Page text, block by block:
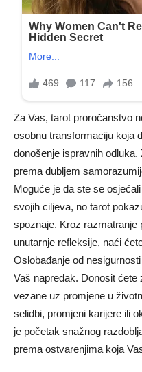
Za Vas, tarot proročanstvo
osobnu transformaciju koja
donošenje ispravnih
prema dubljem
Moguće je da ste se
svojih ciljeva, no tarot
spoznaje. Kroz razmatranje
unutarnje refleksije, naći
Oslobađanje od
Vaš napredak. Donosit ćete
vezane uz promjene u
selidbi, promjeni karijere ili
je početak snažnog
prema ostvarenjima koja